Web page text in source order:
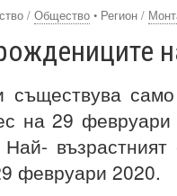
/ Общество • Регион /
съществува
на 29
февруари 2020.